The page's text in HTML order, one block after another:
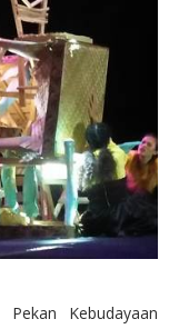
Pekan Kebudayaan